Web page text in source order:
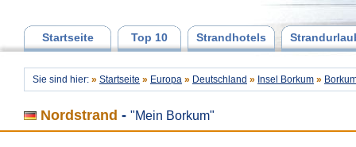
Startseite Top 10 Strandhotels
Sie sind hier: » Startseite » Europa » Deutschland » Insel Borkum »
Nordstrand - "Mein Borkum"